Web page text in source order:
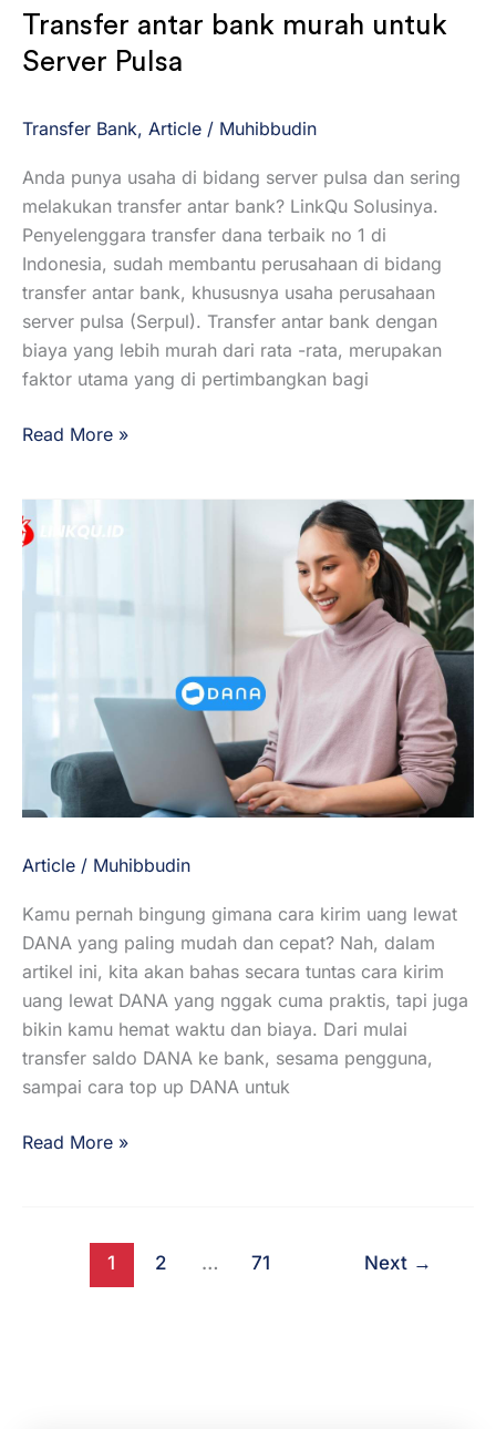
Transfer antar bank murah untuk
Server Pulsa
Transfer Bank, Article / Muhibbudin
Anda punya usaha di bidang server pulsa dan sering
melakukan transfer antar bank? LinkQu Solusinya.
Penyelenggara transfer dana terbaik no 1 di
Indonesia, sudah membantu perusahaan di bidang
transfer antar bank, khususnya usaha perusahaan
server pulsa (Serpul). Transfer antar bank dengan
biaya yang lebih murah dari rata -rata, merupakan
faktor utama yang di pertimbangkan bagi
Read More »
Article / Muhibbudin
Kamu pernah bingung gimana cara kirim uang lewat
DANA yang paling mudah dan cepat? Nah, dalam
artikel ini, kita akan bahas secara tuntas cara kirim
uang lewat DANA yang nggak cuma praktis, tapi juga
bikin kamu hemat waktu dan biaya. Dari mulai
transfer saldo DANA ke bank, sesama pengguna,
sampai cara top up DANA untuk
Cara
Kirim
Lewat
Mudah
dan
Cepat!
Read More »
1 2 … 71 Next →